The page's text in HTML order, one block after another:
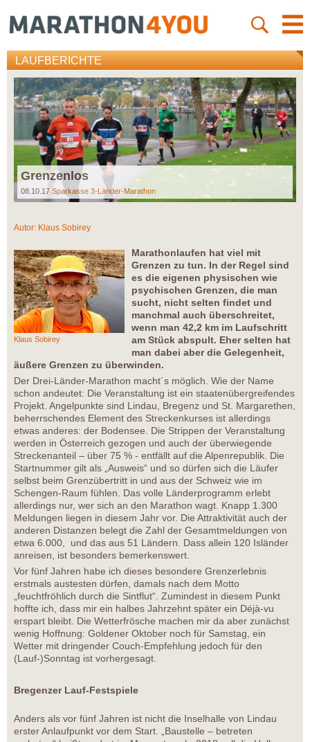
LAUFBERICHTE
Grenzenlos
08.10.17 Sparkasse 3-Länder-Marathon
Autor: Klaus Sobirey
Klaus Sobirey
Marathonlaufen hat viel mit
Grenzen zu tun. In der Regel sind
es die eigenen physischen wie
psychischen Grenzen, die man
sucht, nicht selten findet und
manchmal auch überschreitet,
wenn man 42,2 km im Laufschritt
am Stück abspult. Eher selten hat
man dabei aber die Gelegenheit,
äußere Grenzen zu überwinden.
Der Drei-Länder-Marathon macht´s möglich. Wie der Name
schon andeutet: Die Veranstaltung ist ein staatenübergreifendes
Projekt. Angelpunkte sind Lindau, Bregenz und St. Margarethen,
beherrschendes Element des Streckenkurses ist allerdings
etwas anderes: der Bodensee. Die Strippen der Veranstaltung
werden in Österreich gezogen und auch der überwiegende
Streckenanteil – über 75 % - entfällt auf die Alpenrepublik. Die
Startnummer gilt als „Ausweis“ und so dürfen sich die Läufer
selbst beim Grenzübertritt in und aus der Schweiz wie im
Schengen-Raum fühlen. Das volle Länderprogramm erlebt
allerdings nur, wer sich an den Marathon wagt. Knapp 1.300
Meldungen liegen in diesem Jahr vor. Die Attraktivität auch der
anderen Distanzen belegt die Zahl der Gesamtmeldungen von
etwa 6.000, und das aus 51 Ländern. Dass allein 120 Isländer
anreisen, ist besonders bemerkenswert.
Vor fünf Jahren habe ich dieses besondere Grenzerlebnis
erstmals austesten dürfen, damals nach dem Motto
„feuchtfröhlich durch die Sintflut“. Zumindest in diesem Punkt
hoffte ich, dass mir ein halbes Jahrzehnt später ein Déjà-vu
erspart bleibt. Die Wetterfrösche machen mir da aber zunächst
wenig Hoffnung: Goldener Oktober noch für Samstag, ein
Wetter mit dringender Couch-Empfehlung jedoch für den
(Lauf-)Sonntag ist vorhergesagt.
Bregenzer Lauf-Festspiele
Anders als vor fünf Jahren ist nicht die Inselhalle von Lindau
erster Anlaufpunkt vor dem Start. „Baustelle – betreten